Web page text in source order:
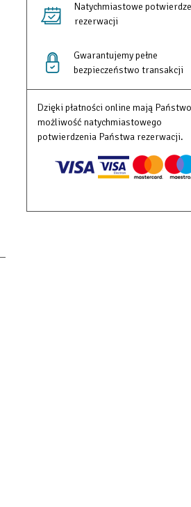
Natychmiastowe
rezerwacji
Gwarantujemy pełne
bezpieczeństwo transakcji
Dzięki płatności online mają Państwo
możliwość natychmiastowego
potwierdzenia Państwa rezerwacji.